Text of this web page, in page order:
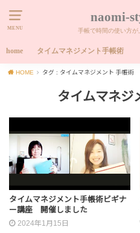
MENU
naomi-
手帳で時間の使い方が
home タイムマネジメント手帳術
HOME タグ : タイムマネジメント 手帳術
タイムマネジ
タイムマネジメント手帳術ビギナ
ー講座 開催しました
2024年1月15日